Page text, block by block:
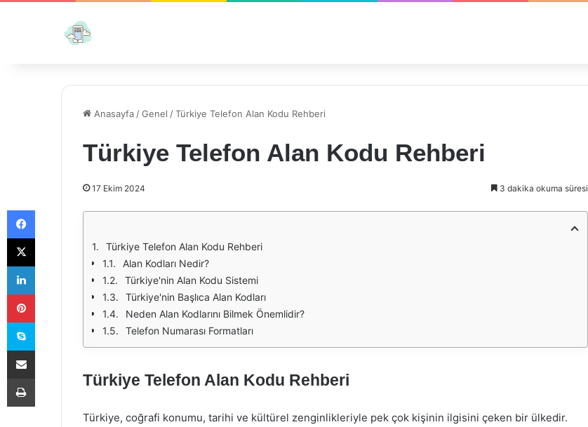
Anasayfa /Genel /Türkiye Telefon Alan Kodu Rehberi
Türkiye Telefon Alan Kodu Rehberi
17 Ekim 2024 3 dakika okuma süresi
Türkiye Telefon Alan Kodu Rehberi
Alan Kodları Nedir?
Türkiye'nin Alan Kodu Sistemi
Türkiye'nin Başlıca Alan Kodları
Neden Alan Kodlarını Bilmek Önemlidir?
Telefon Numarası Formatları
Türkiye Telefon Alan Kodu Rehberi
Türkiye, coğrafi konumu, tarihi ve kültürel zenginlikleriyle pek çok kişinin ilgisini çeken bir ülkedir.
Facebook
X
LinkedIn
Pinterest
Skype
E-Posta ile paylaş